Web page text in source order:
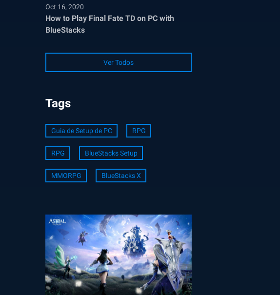
Oct 16, 2020
How to Play Final Fate TD on PC with
BlueStacks
Ver Todos
Tags
Guia de Setup de PC RPG
RPG BlueStacks Setup
MMORPG BlueStacks X